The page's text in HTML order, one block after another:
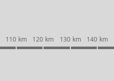
110 km 120 km 130 km 140 km